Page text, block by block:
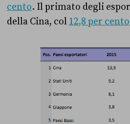
cento. Il primato degli
della Cina, col 12,8 per cento